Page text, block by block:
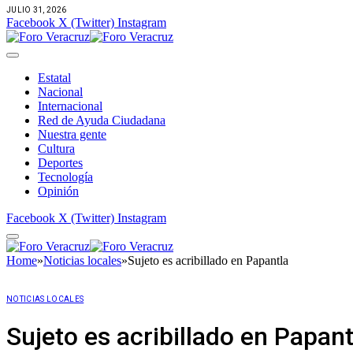
JULIO 31, 2026
Facebook X (Twitter) Instagram
Estatal
Nacional
Internacional
Red de Ayuda Ciudadana
Nuestra gente
Cultura
Deportes
Tecnología
Opinión
Facebook X (Twitter) Instagram
Home»Noticias locales»Sujeto es acribillado en Papantla
NOTICIAS LOCALES
Sujeto es acribillado en